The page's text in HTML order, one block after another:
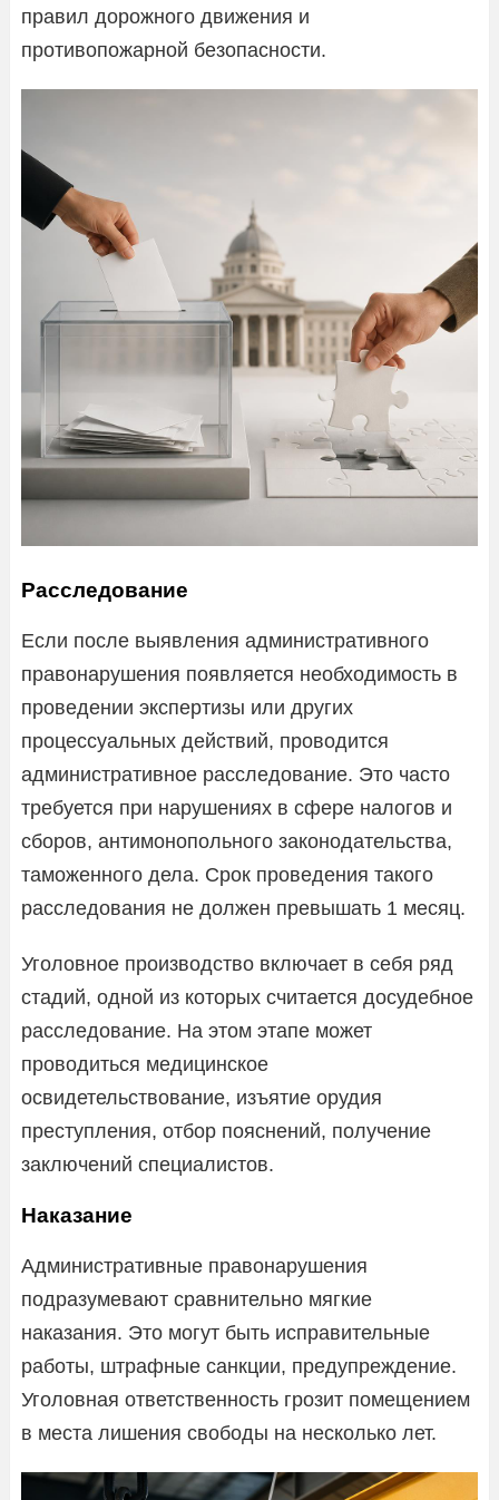
правил дорожного движения и
противопожарной безопасности.
Расследование
Если после выявления административного
правонарушения появляется необходимость в
проведении экспертизы или других
процессуальных действий, проводится
административное расследование. Это часто
требуется при нарушениях в сфере налогов и
сборов, антимонопольного законодательства,
таможенного дела. Срок проведения такого
расследования не должен превышать 1 месяц.
Уголовное производство включает в себя ряд
стадий, одной из которых считается досудебное
расследование. На этом этапе может
проводиться медицинское
освидетельствование, изъятие орудия
преступления, отбор пояснений, получение
заключений специалистов.
Наказание
Административные правонарушения
подразумевают сравнительно мягкие
наказания. Это могут быть исправительные
работы, штрафные санкции, предупреждение.
Уголовная ответственность грозит помещением
в места лишения свободы на несколько лет.